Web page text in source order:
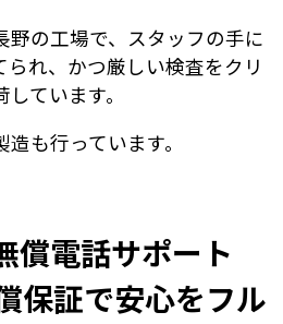
野の工場で、スタッフの手に
られ、かつ厳しい検査をクリ
ています。
も行っています。
償電話サポート
保証で安心をフル